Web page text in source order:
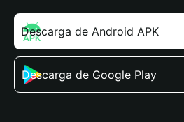
Descarga de Android APK
Descarga de Google Play